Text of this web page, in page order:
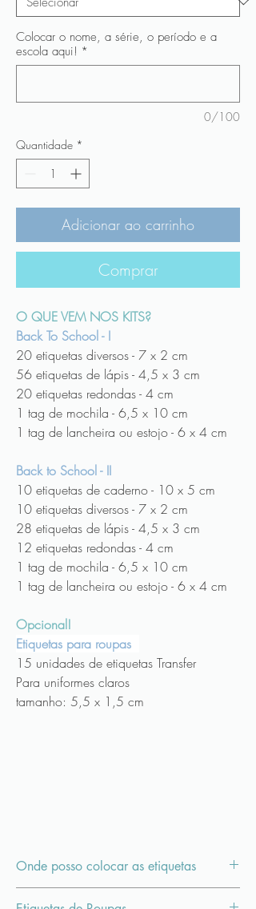
Colocar o nome, a série, o período e a
escola aqui! *
0/100
Quantidade *
Adicionar ao carrinho
Comprar
O QUE VEM NOS KITS?
Back To School - I
20 etiquetas diversos - 7 x 2 cm
56 etiquetas de lápis - 4,5 x 3 cm
20 etiquetas redondas - 4 cm
1 tag de mochila - 6,5 x 10 cm
1 tag de lancheira ou estojo - 6 x 4 cm
Back to School - II
10 etiquetas de caderno - 10 x 5 cm
10 etiquetas diversos - 7 x 2 cm
28 etiquetas de lápis - 4,5 x 3 cm
12 etiquetas redondas - 4 cm
1 tag de mochila - 6,5 x 10 cm
1 tag de lancheira ou estojo - 6 x 4 cm
Opcional!
Etiquetas para roupas
15 unidades de etiquetas Transfer
Para uniformes claros
tamanho: 5,5 x 1,5 cm
Onde posso colocar as etiquetas